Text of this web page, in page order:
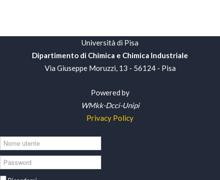
Università di Pisa
Dipartimento di Chimica e Chimica Industriale
Via Giuseppe Moruzzi, 13 - 56124 - Pisa
Powered by
WMkk-Dcci-Unipi
Privacy Policy
Nome
utente
Password